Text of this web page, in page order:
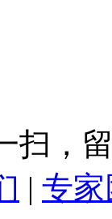
扫，
| 专家